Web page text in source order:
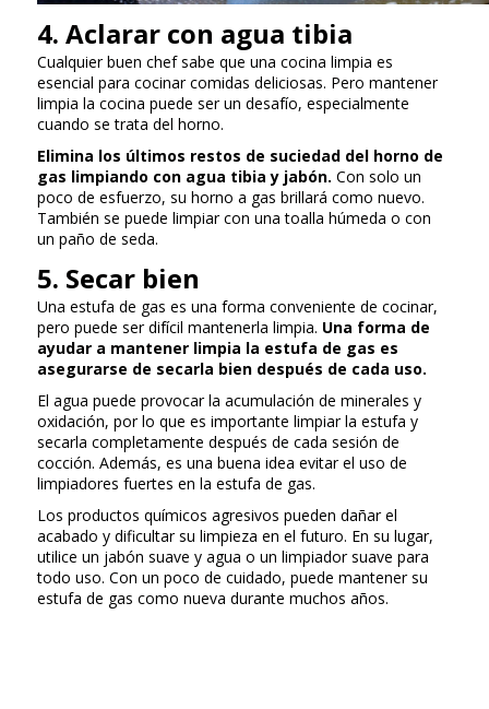
4. Aclarar con agua tibia
Cualquier buen chef sabe que una cocina limpia es
esencial para cocinar comidas deliciosas. Pero mantener
limpia la cocina puede ser un desafío, especialmente
cuando se trata del horno.
Elimina los últimos restos de suciedad del horno de
gas limpiando con agua tibia y jabón. Con solo un
poco de esfuerzo, su horno a gas brillará como nuevo.
También se puede limpiar con una toalla húmeda o con
un paño de seda.
5. Secar bien
Una estufa de gas es una forma conveniente de cocinar,
pero puede ser difícil mantenerla limpia. Una forma de
ayudar a mantener limpia la estufa de gas es
asegurarse de secarla bien después de cada uso.
El agua puede provocar la acumulación de minerales y
oxidación, por lo que es importante limpiar la estufa y
secarla completamente después de cada sesión de
cocción. Además, es una buena idea evitar el uso de
limpiadores fuertes en la estufa de gas.
Los productos químicos agresivos pueden dañar el
acabado y dificultar su limpieza en el futuro. En su lugar,
utilice un jabón suave y agua o un limpiador suave para
todo uso. Con un poco de cuidado, puede mantener su
estufa de gas como nueva durante muchos años.